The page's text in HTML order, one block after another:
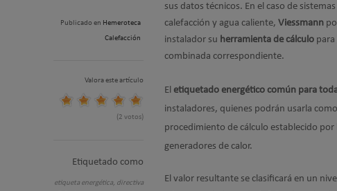
Publicado en Hemeroteca
Calefacción
Valora este artículo
(2 votos)
Etiquetado como
etiqueta energética, directiva
sus datos técnicos. En el caso de
calefacción y agua caliente, Viessmann
instalador su herramienta de cálculo
combinada correspondiente.
El etiquetado energético común para
instaladores, quienes podrán usarla
procedimiento de cálculo establecido por
generadores de calor.
El valor resultante se clasificará en un